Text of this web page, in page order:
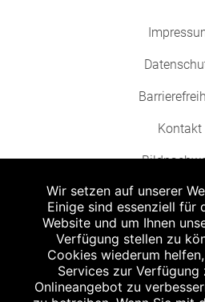
Kontakt
Abgabe in haushaltsüblichen Mengen,
und Satzfehler keine Haftung.
Zu Risiken und Nebenwirkungen lesen Sie
Sie Ihren Arzt oder Apotheker.
Wir setzen auf unserer
Einige sind essenziell für
Website und um Ihnen
Verfügung stellen zu
Cookies wiederum
Services zur Verfügung
Onlineangebot zu